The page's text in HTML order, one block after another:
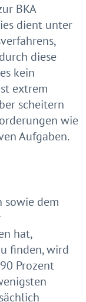
BKA
dient unter
diese
kein
extrem
scheitern
wie
Aufgaben.
sowie dem
hat,
finden, wird
Prozent